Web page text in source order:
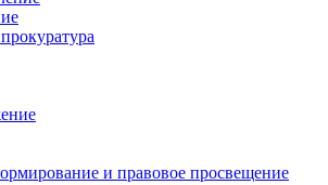
и правовое просвещение